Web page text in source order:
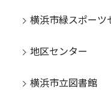
横浜市緑スポーツ
地区センター
横浜市立図書館